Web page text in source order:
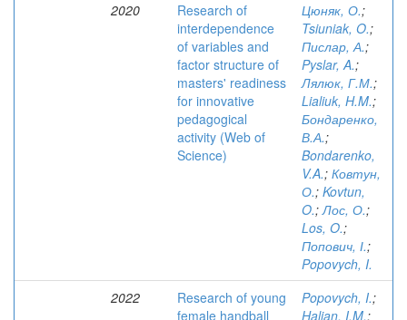
2020
Research of
interdependence
of variables and
factor structure of
masters' readiness
for innovative
pedagogical
activity (Web of
Science)
Цюняк, О.;
Tsiuniak, O.;
Пислар, А.;
Pyslar, A.;
Лялюк, Г.М.;
Lialiuk, H.M.;
Бондаренко,
В.А.;
Bondarenko,
V.A.; Ковтун,
О.; Kovtun,
O.;Лос, О.;
Los, O.;
Попович, І.;
Popovych, I.
2022
Research of young
female handball
Popovych, I.;
Halian, I.M.;